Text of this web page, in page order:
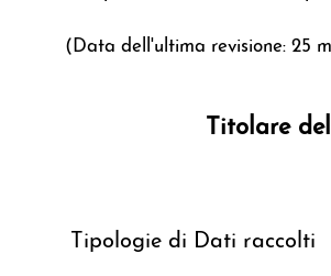
(Data dell'ultima revisione: 25
Titolare
Tipologie di Dati raccolti